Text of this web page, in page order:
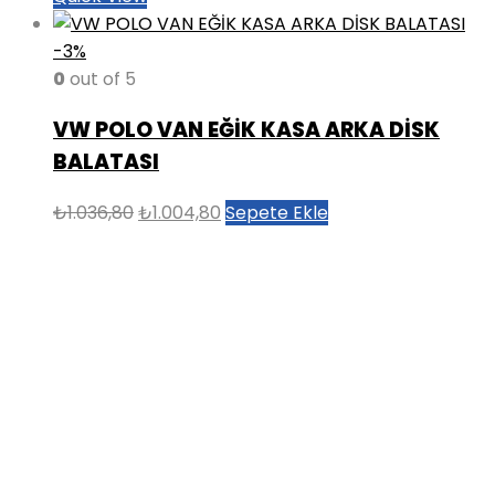
-3%
0 out of 5
VW POLO VAN EĞİK KASA ARKA DİSK
BALATASI
₺1.036,80Orijinal
₺1.004,80 Şu
Sepete Ekle